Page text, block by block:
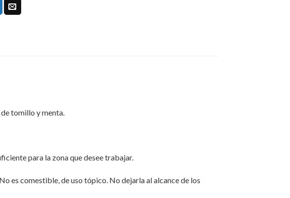
tomillo y menta.
para la zona que desee trabajar.
es comestible, de uso tópico. No dejarla al alcance de los